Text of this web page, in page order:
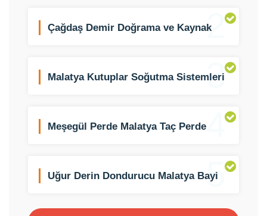
2
Çağdaş Demir Doğrama ve Kaynak
3
Malatya Kutuplar Soğutma Sistemleri
4
Meşegül Perde Malatya Taç Perde
5
Uğur Derin Dondurucu Malatya Bayi